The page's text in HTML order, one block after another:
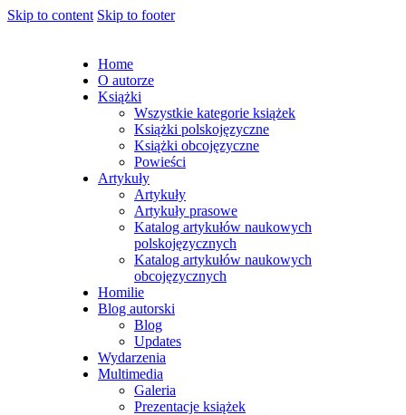
Skip to content Skip to footer
Home
O autorze
Książki
Wszystkie kategorie książek
Książki polskojęzyczne
Książki obcojęzyczne
Powieści
Artykuły
Artykuły
Artykuły prasowe
Katalog artykułów naukowych
polskojęzycznych
Katalog artykułów naukowych
obcojęzycznych
Homilie
Blog autorski
Blog
Updates
Wydarzenia
Multimedia
Galeria
Prezentacje książek